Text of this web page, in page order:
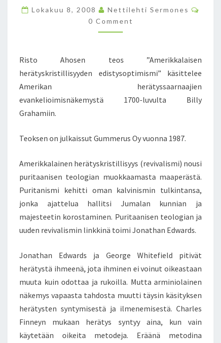
K
I
S
Ä
S
K
R
I
T
I
L
I
Y
Y
D
E
N
Lokakuu 8, 2008 Nettilehti Sermones
S
0 Comment
Risto Ahosen teos ”Amerikkalaisen
herätyskristillisyyden edistysoptimismi” käsittelee
Amerikan herätyssaarnaajien
evankelioimisnäkemystä 1700-luvulta Billy
Grahamiin.
Teoksen on julkaissut Gummerus Oy vuonna 1987.
Amerikkalainen herätyskristillisyys (revivalismi) nousi
puritaanisen teologian muokkaamasta maaperästä.
Puritanismi kehitti oman kalvinismin tulkintansa,
jonka ajattelua hallitsi Jumalan kunnian ja
majesteetin korostaminen. Puritaanisen teologian ja
uuden revivalismin linkkinä toimi Jonathan Edwards.
Jonathan Edwards ja George Whitefield pitivät
herätystä ihmeenä, jota ihminen ei voinut oikeastaan
muuta kuin odottaa ja rukoilla. Mutta arminiolainen
näkemys vapaasta tahdosta muutti täysin käsityksen
herätysten syntymisestä ja ilmenemisestä. Charles
Finneyn mukaan herätys syntyy aina, kun vain
käytetään oikeita metodeja. Eräänä metodina